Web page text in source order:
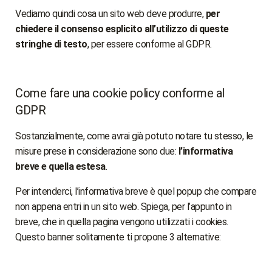
Vediamo quindi cosa un sito web deve produrre,per
chiedere il consenso esplicito all’utilizzo di queste
stringhe di testo, per essere conforme al GDPR.
Come fare una cookie policy conforme al
GDPR
Sostanzialmente, come avrai già potuto notare tu stesso, le
misure prese in considerazione sono due: l’informativa
breve e quella estesa.
Per intenderci, l’informativa breve è quel popup che compare
non appena entri in un sito web. Spiega, per l’appunto in
breve, che in quella pagina vengono utilizzati i cookies.
Questo banner solitamente ti propone 3 alternative: